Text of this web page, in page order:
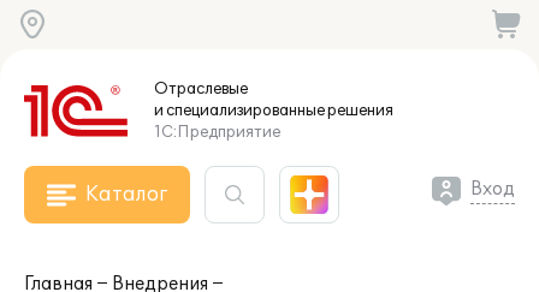
Отраслевые
и специализированныерешения
1С:Предприятие
Каталог Вход
Главная
Внедрения